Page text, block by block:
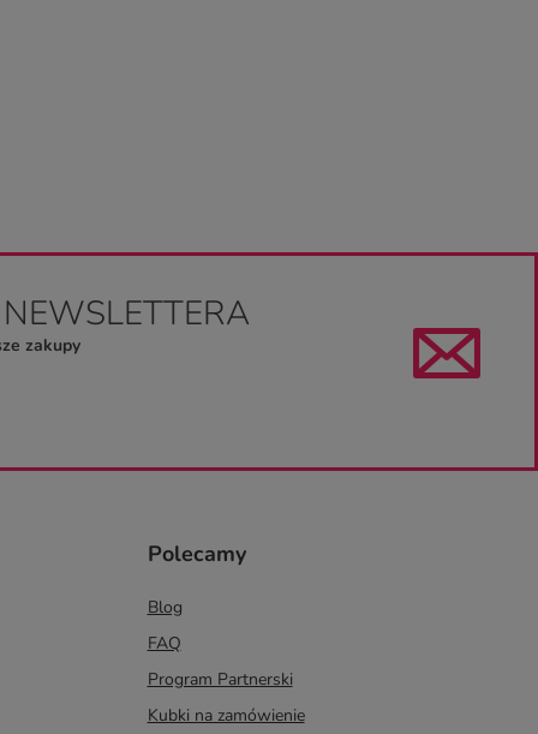
zakupy
Polecamy
Blog
FAQ
Program Partnerski
Kubki na zamówienie